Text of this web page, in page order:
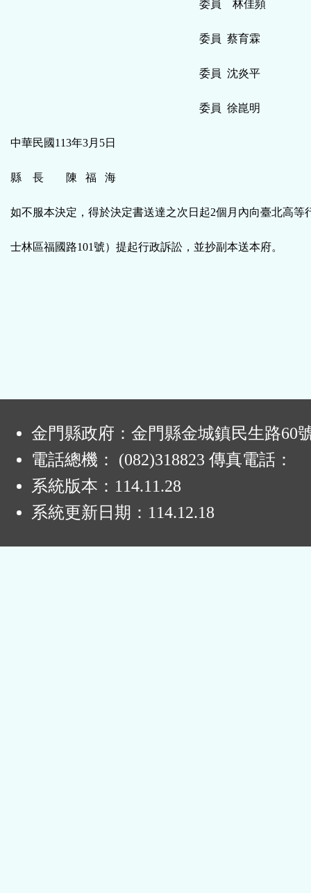
委員 林佳頻
委員 蔡育霖
委員 沈炎平
委員 徐崑明
中華民國113年3月5日
縣 長 陳 福 海
如不服本決定，得於決定書送達之次日起2個月內向臺北高等
士林區福國路101號）提起行政訴訟，並抄副本送本府。
金門縣政府：金門縣金城鎮民生路60
電話總機： (082)318823 傳真電話：
系統版本： 114.11.28
系統更新日期： 114.12.18